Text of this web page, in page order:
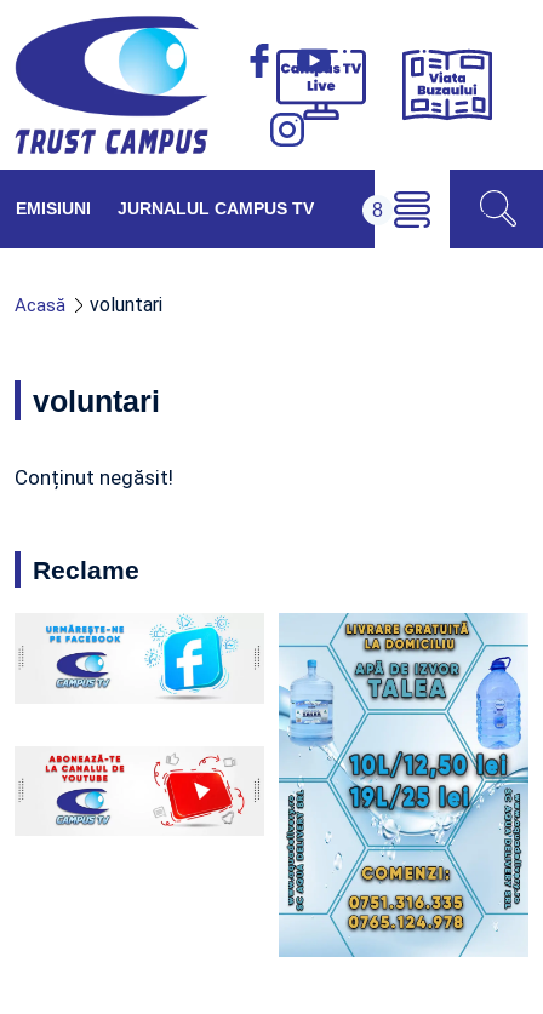
Campus
Viața
EMISIUNI JURNALUL CAMPUS TV
Acasă voluntari
voluntari
Conținut negăsit!
Reclame